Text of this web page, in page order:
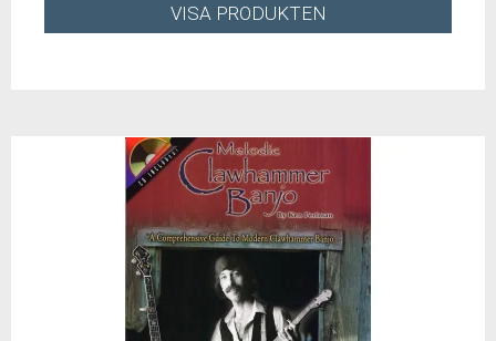
VISA PRODUKTEN